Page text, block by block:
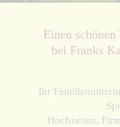
Einen
bei Franks
Ihr
Hochzeiten,